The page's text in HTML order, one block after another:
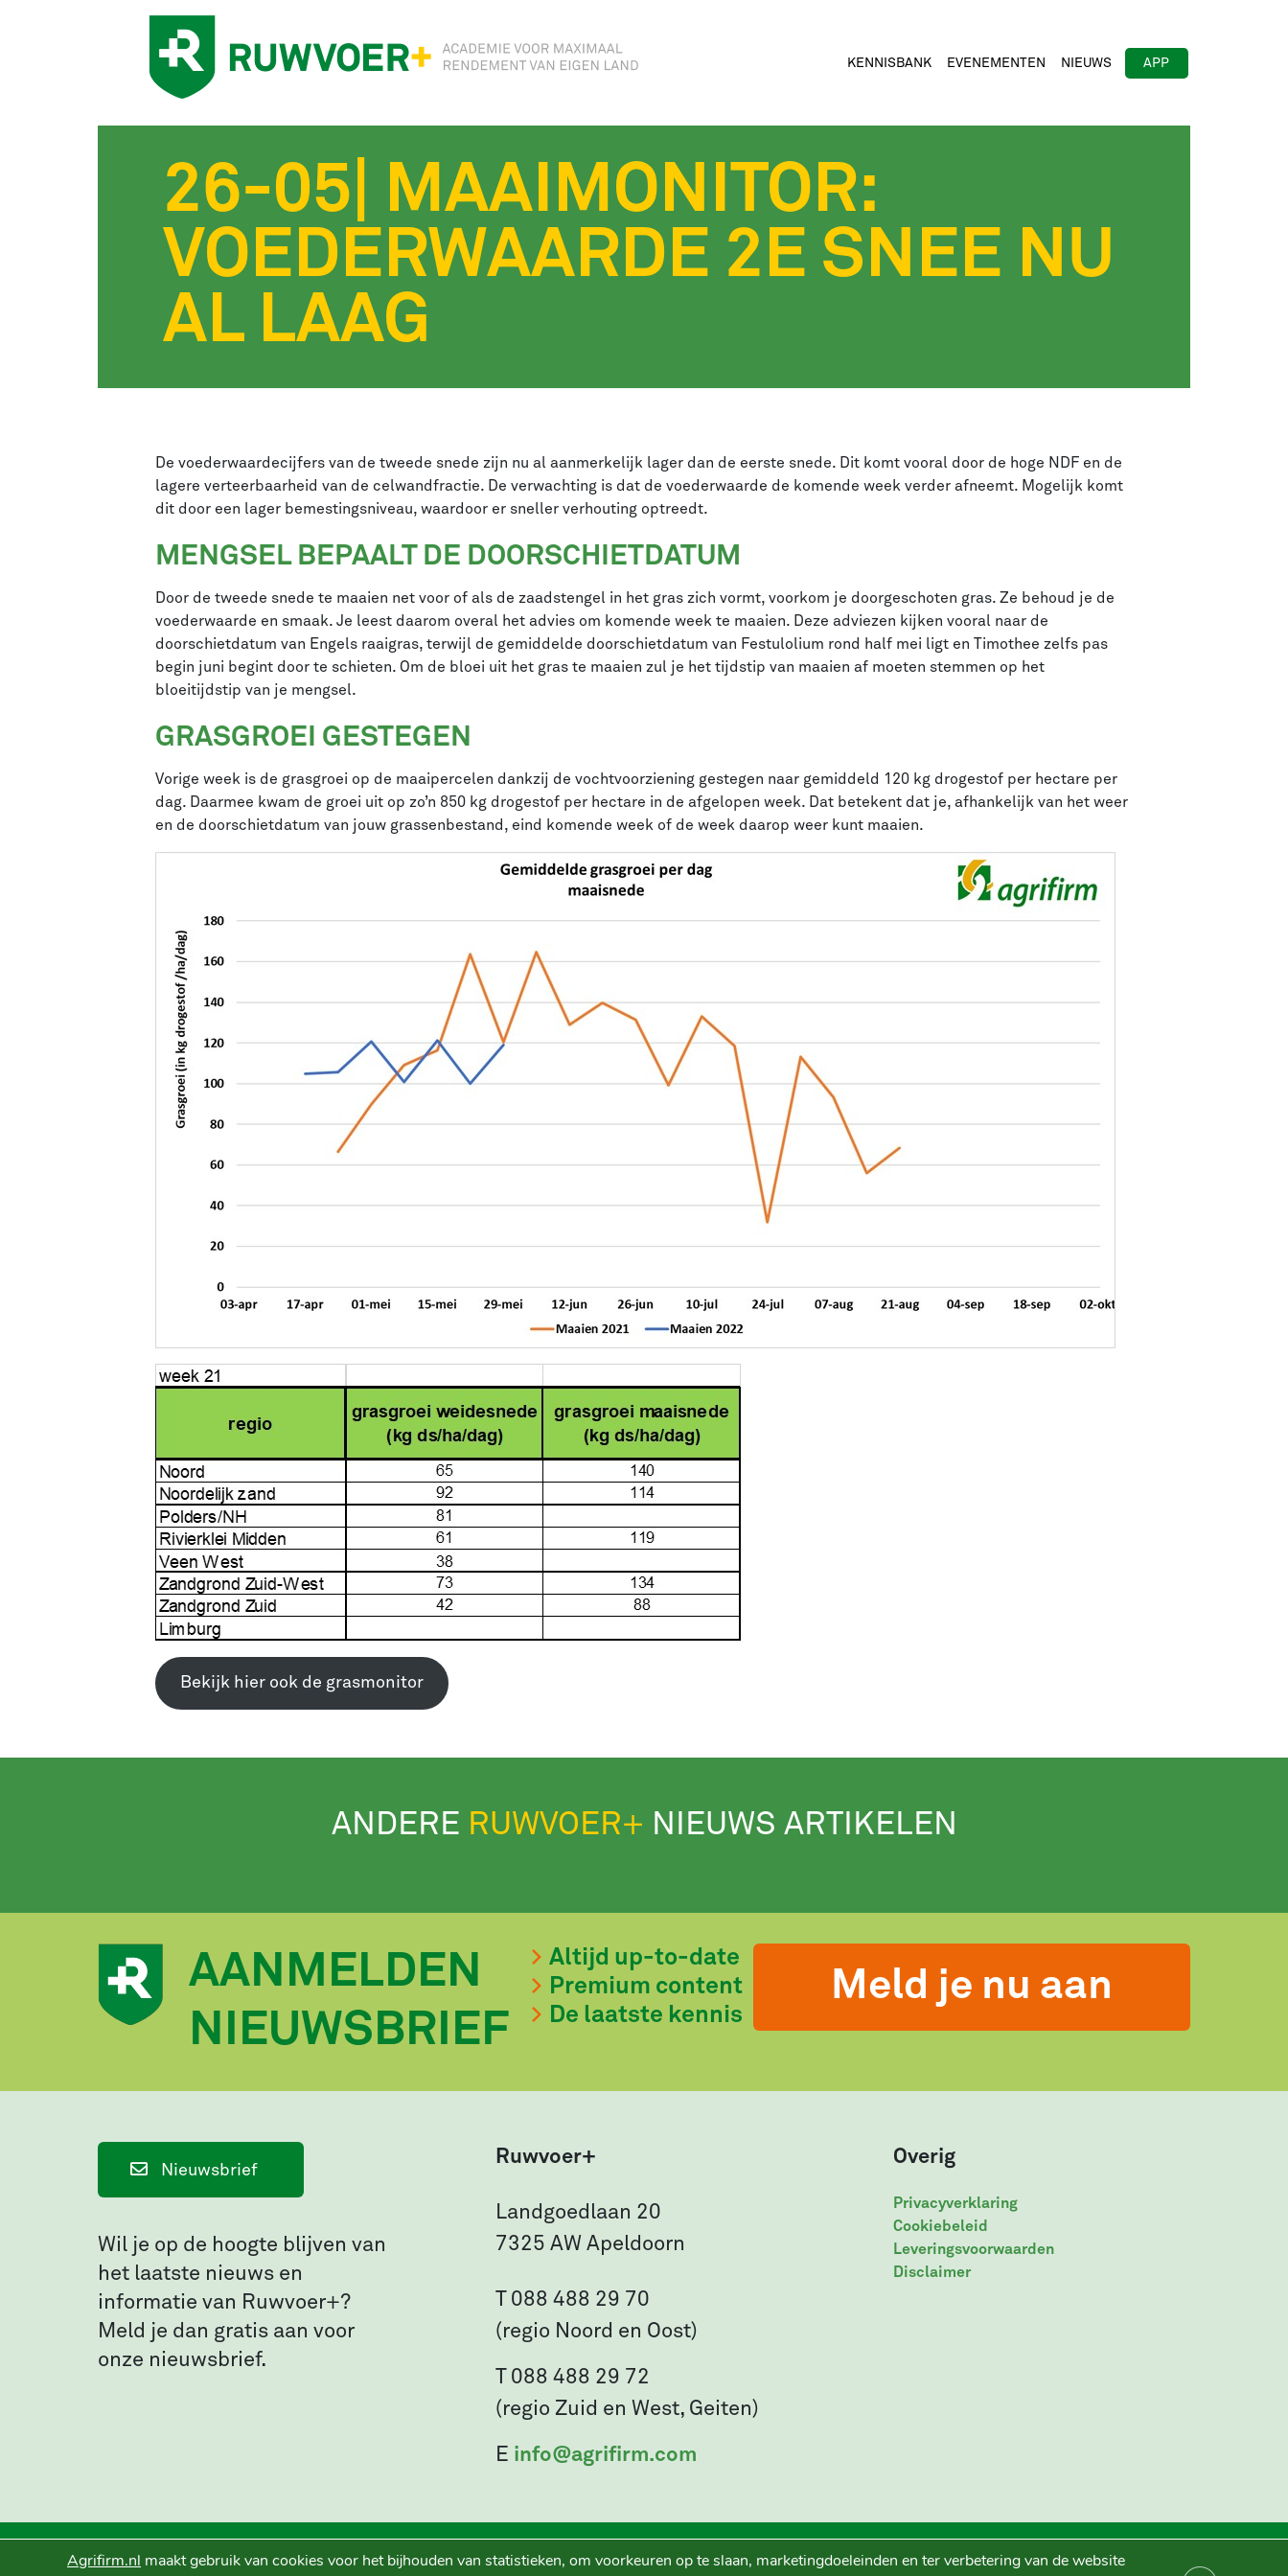
KENNISBANK EVENEMENTEN NIEUWS APP
26-05| MAAIMONITOR:
VOEDERWAARDE 2E SNEE NU
AL LAAG
De voederwaardecijfers van de tweede snede zijn nu al aanmerkelijk lager dan de eerste snede. Dit komt vooral door de hoge NDF en de
lagere verteerbaarheid van de celwandfractie. De verwachting is dat de voederwaarde de komende week verder afneemt. Mogelijk komt
dit door een lager bemestingsniveau, waardoor er sneller verhouting optreedt.
MENGSEL BEPAALT DE DOORSCHIETDATUM
Door de tweede snede te maaien net voor of als de zaadstengel in het gras zich vormt, voorkom je doorgeschoten gras. Ze behoud je de
voederwaarde en smaak. Je leest daarom overal het advies om komende week te maaien. Deze adviezen kijken vooral naar de
doorschietdatum van Engels raaigras, terwijl de gemiddelde doorschietdatum van Festulolium rond half mei ligt en Timothee zelfs pas
begin juni begint door te schieten. Om de bloei uit het gras te maaien zul je het tijdstip van maaien af moeten stemmen op het
bloeitijdstip van je mengsel.
GRASGROEI GESTEGEN
Vorige week is de grasgroei op de maaipercelen dankzij de vochtvoorziening gestegen naar gemiddeld 120 kg drogestof per hectare per
dag. Daarmee kwam de groei uit op zo’n 850 kg drogestof per hectare in de afgelopen week. Dat betekent dat je, afhankelijk van het weer
en de doorschietdatum van jouw grassenbestand, eind komende week of de week daarop weer kunt maaien.
Bekijk hier ook de grasmonitor
ANDERE RUWVOER+ NIEUWS ARTIKELEN
AANMELDEN
NIEUWSBRIEF
Altijd up-to-date
Premium content
De laatste kennis
Meld je nu aan
Nieuwsbrief
Wil je op de hoogte blijven van
het laatste nieuws en
informatie van Ruwvoer+?
Meld je dan gratis aan voor
onze nieuwsbrief.
Ruwvoer+
Landgoedlaan 20
7325 AW Apeldoorn
T 088 488 29 70
(regio Noord en Oost)
T 088 488 29 72
(regio Zuid en West, Geiten)
E info@agrifirm.com
Overig
Privacyverklaring
Cookiebeleid
Leveringsvoorwaarden
Disclaimer
Agrifirm.nl maakt gebruik van cookies voor het bijhouden van statistieken, om voorkeuren op te slaan, marketingdoeleinden en ter verbetering van de website